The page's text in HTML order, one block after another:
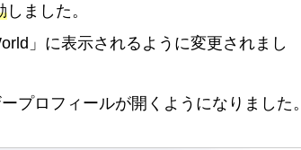
しました。
」に表示されるように変更されまし
プロフィールが開くようになりました。